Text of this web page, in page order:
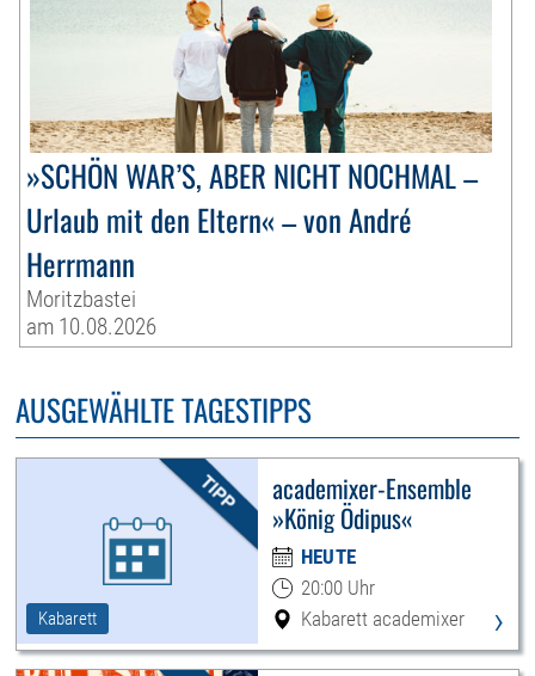
»SCHÖN WAR’S, ABER NICHT NOCHMAL –
Urlaub mit den Eltern« – von André
Herrmann
Moritzbastei
am 10.08.2026
AUSGEWÄHLTE TAGESTIPPS
Kabarett
academixer-Ensemble
»König Ödipus«
HEUTE
20:00 Uhr
Kabarett academixer
›